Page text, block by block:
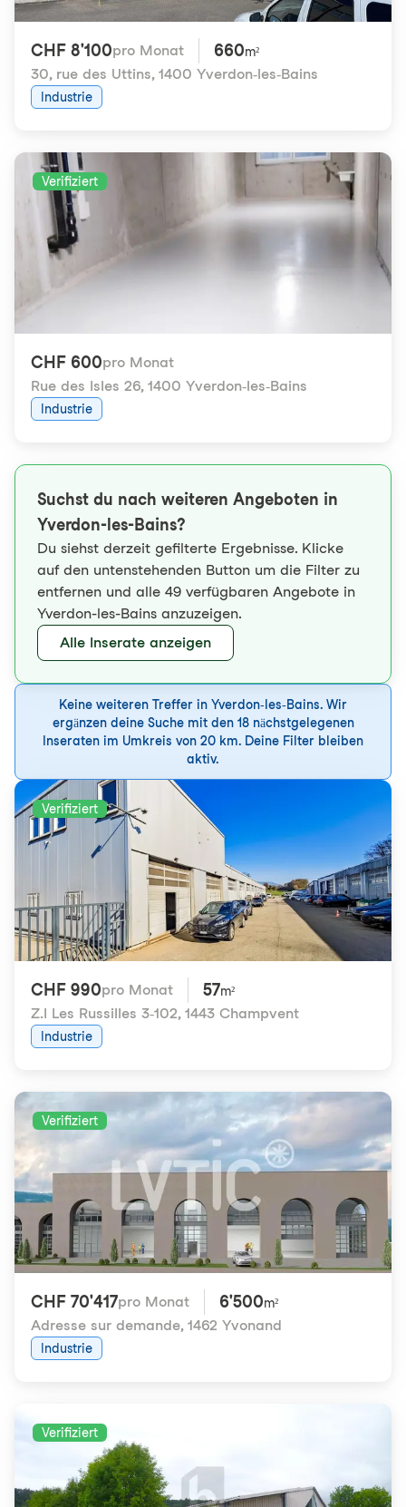
CHF 8'100pro Monat 660m²
30, rue des Uttins, 1400 Yverdon-les-Bains
Industrie
Verifiziert
CHF 600pro Monat
Rue des Isles 26, 1400 Yverdon-les-Bains
Industrie
Suchst du nach weiteren Angeboten in
Yverdon-les-Bains?
Du siehst derzeit gefilterte Ergebnisse. Klicke
auf den untenstehenden Button um die Filter zu
entfernen und alle 49 verfügbaren Angebote in
Yverdon-les-Bains anzuzeigen.
Alle Inserate anzeigen
Keine weiteren Treffer in Yverdon-les-Bains. Wir
ergänzen deine Suche mit den 18 nächstgelegenen
Inseraten im Umkreis von 20 km. Deine Filter bleiben
aktiv.
Verifiziert
CHF 990pro Monat 57m²
Z.I Les Russilles 3-102, 1443 Champvent
Industrie
Verifiziert
CHF 70'417pro Monat 6'500m²
Adresse sur demande, 1462 Yvonand
Industrie
Verifiziert